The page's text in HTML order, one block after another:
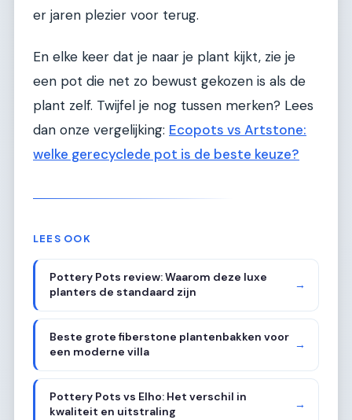
er jaren plezier voor terug.
En elke keer dat je naar je plant kijkt, zie je
een pot die net zo bewust gekozen is als de
plant zelf. Twijfel je nog tussen merken? Lees
dan onze vergelijking: Ecopots vs Artstone:
welke gerecyclede pot is de beste keuze?
LEES OOK
Pottery Pots review: Waarom deze luxe
planters de standaard zijn
→
Beste grote fiberstone plantenbakken voor
een moderne villa
→
Pottery Pots vs Elho: Het verschil in
kwaliteit en uitstraling
→